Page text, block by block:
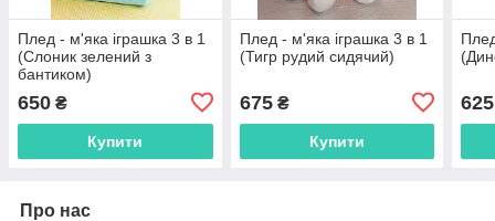
Плед - м'яка іграшка 3 в 1
(Слоник зелений з
бантиком)
650 ₴
Купити
Плед - м'яка іграшка 3 в 1
(Тигр рудий сидячий)
675₴
Купити
625
Про нас